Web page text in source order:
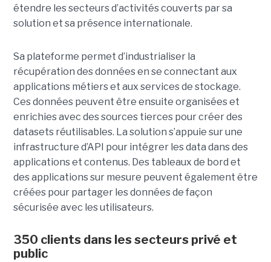
étendre les secteurs d’activités couverts par sa
solution et sa présence internationale.
Sa plateforme permet d’industrialiser la
récupération des données en se connectant aux
applications métiers et aux services de stockage.
Ces données peuvent être ensuite organisées et
enrichies avec des sources tierces pour créer des
datasets réutilisables. La solution s’appuie sur une
infrastructure d’API pour intégrer les data dans des
applications et contenus. Des tableaux de bord et
des applications sur mesure peuvent également être
créées pour partager les données de façon
sécurisée avec les utilisateurs.
350 clients dans les secteurs privé et
public